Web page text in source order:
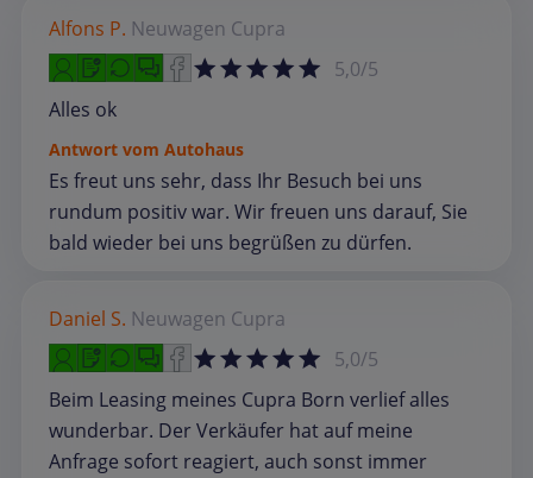
Alfons P. Neuwagen Cupra
5,0/5
Alles ok
Antwort vom Autohaus
Es freut uns sehr, dass Ihr Besuch bei uns
rundum positiv war. Wir freuen uns darauf, Sie
bald wieder bei uns begrüßen zu dürfen.
Daniel S. Neuwagen Cupra
5,0/5
Beim Leasing meines Cupra Born verlief alles
wunderbar. Der Verkäufer hat auf meine
Anfrage sofort reagiert, auch sonst immer